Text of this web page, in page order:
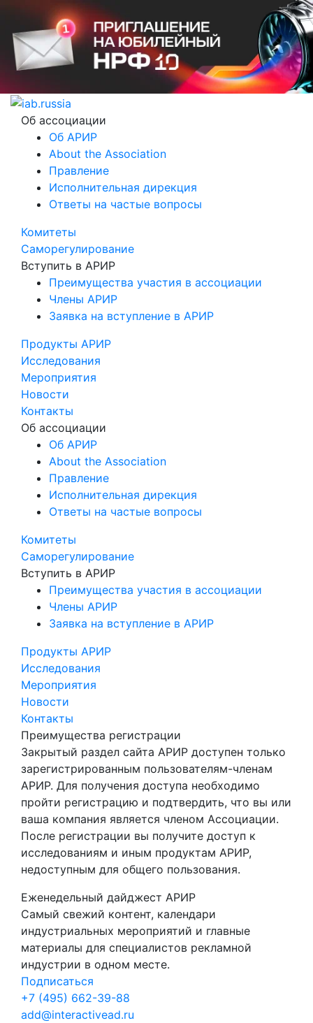
Об ассоциации
Об АРИР
About the Association
Правление
Исполнительная дирекция
Ответы на частые вопросы
Комитеты
Саморегулирование
Вступить в АРИР
Преимущества участия в ассоциации
Члены АРИР
Заявка на вступление в АРИР
Продукты АРИР
Исследования
Мероприятия
Новости
Контакты
Об ассоциации
Об АРИР
About the Association
Правление
Исполнительная дирекция
Ответы на частые вопросы
Комитеты
Саморегулирование
Вступить в АРИР
Преимущества участия в ассоциации
Члены АРИР
Заявка на вступление в АРИР
Продукты АРИР
Исследования
Мероприятия
Новости
Контакты
Преимущества регистрации
Закрытый раздел сайта АРИР доступен только
зарегистрированным пользователям-членам
АРИР. Для получения доступа необходимо
пройти регистрацию и подтвердить, что вы или
ваша компания является членом Ассоциации.
После регистрации вы получите доступ к
исследованиям и иным продуктам АРИР,
недоступным для общего пользования.
Еженедельный дайджест АРИР
Самый свежий контент, календари
индустриальных мероприятий и главные
материалы для специалистов рекламной
индустрии в одном месте.
Подписаться
+7 (495) 662-39-88
add@interactivead.ru